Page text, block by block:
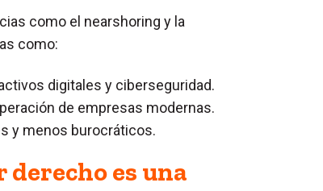
como el nearshoring y la
como:
digitales y ciberseguridad.
de empresas modernas.
y menos burocráticos.
derecho es una